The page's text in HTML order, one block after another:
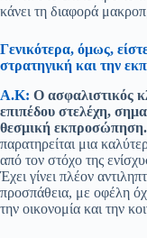
κάνει τη διαφορά
Γενικότερα, όμως,
στρατηγική και την
Α.Κ: Ο ασφαλιστικός
επιπέδου στελέχη,
θεσμική εκπροσώπηση.
παρατηρείται μια
από τον στόχο της
Έχει γίνει πλέον
προσπάθεια, με οφέλη
την οικονομία και την